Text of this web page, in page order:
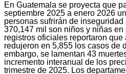
En Guatemala se proyecta que
septiembre 2025 a enero 2026
personas sufrirán de
370,147 mil son niños y niñas
registros oficiales reportaron
redujeron en 5,855 los casos de
embargo, se lamentan 43
incremento interanual de los
trimestre de 2025. Los